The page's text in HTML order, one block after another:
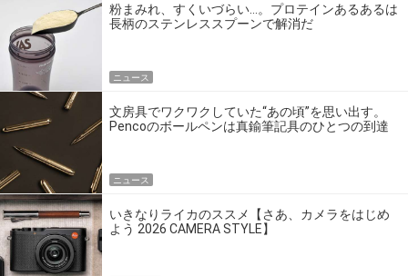
粉まみれ、すくいづらい…。プロテインあるあるは
長柄のステンレススプーンで解消だ
ニュース
文房具でワクワクしていた“あの頃”を思い出す。
Pencoのボールペンは真鍮筆記具のひとつの到達
ニュース
いきなりライカのススメ【さあ、カメラをはじめ
よう 2026 CAMERA STYLE】